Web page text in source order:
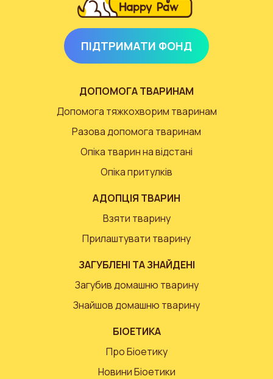
ПІДТРИМАТИ ФОНД
ДОПОМОГА ТВАРИНАМ
Допомога тяжкохворим тваринам
Разова допомога тваринам
Опіка тварин на відстані
Опіка притулків
АДОПЦІЯ ТВАРИН
Взяти тварину
Прилаштувати тварину
ЗАГУБЛЕНІ ТА ЗНАЙДЕНІ
Загубив домашню тварину
Знайшов домашню тварину
БІОЕТИКА
Про Біоетику
Новини Біоетики